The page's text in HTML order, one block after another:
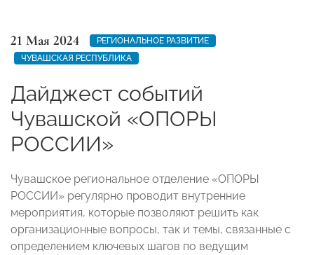
21 Мая 2024
РЕГИОНАЛЬНОЕ РАЗВИТИЕ
ЧУВАШСКАЯ РЕСПУБЛИКА
Дайджест событий
Чувашской «ОПОРЫ
РОССИИ»
Чувашское региональное отделение «ОПОРЫ
РОССИИ» регулярно проводит внутренние
мероприятия, которые позволяют решить как
организационные вопросы, так и темы, связанные с
определением ключевых шагов по ведущим